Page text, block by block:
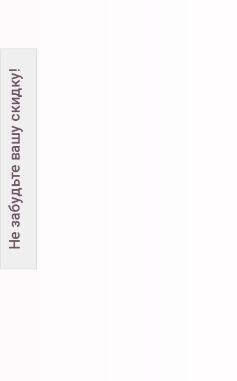
Не забудьте вашу скидку!